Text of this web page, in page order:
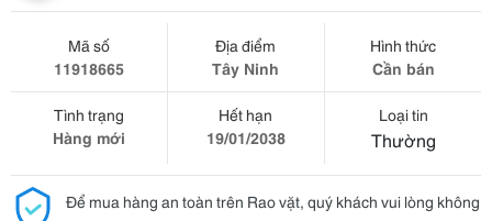
Mã số
11918665
Địa điểm
Tây Ninh
Hình thức
Cần bán
Tình trạng
Hàng mới
Hết hạn
19/01/2038
Loại tin
Thường
Để mua hàng an toàn trên Rao vặt, quý khách vui lòng không